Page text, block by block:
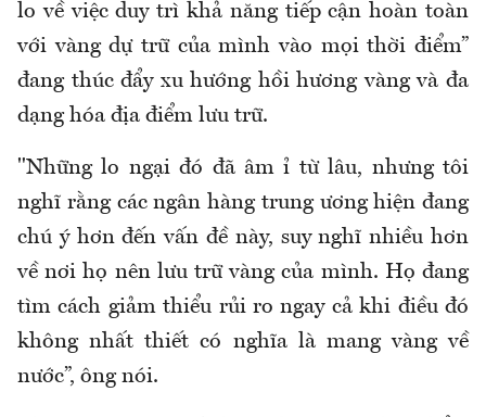
lo về việc duy trì khả năng tiếp cận hoàn toàn
với vàng dự trữ của mình vào mọi thời điểm”
đang thúc đẩy xu hướng hồi hương vàng và đa
dạng hóa địa điểm lưu trữ.
"Những lo ngại đó đã âm ỉ từ lâu, nhưng tôi
nghĩ rằng các ngân hàng trung ương hiện đang
chú ý hơn đến vấn đề này, suy nghĩ nhiều hơn
về nơi họ nên lưu trữ vàng của mình. Họ đang
tìm cách giảm thiểu rủi ro ngay cả khi điều đó
không nhất thiết có nghĩa là mang vàng về
nước”, ông nói.